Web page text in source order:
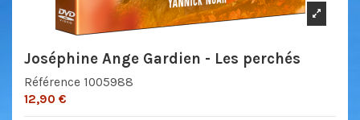
Joséphine Ange Gardien - Les perchés
Référence 1005988
12,90 €